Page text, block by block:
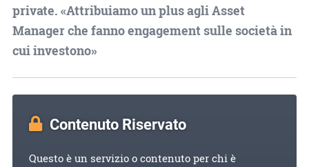
private. «Attribuiamo un plus agli Asset
Manager che fanno engagement sulle società in
cui investono»
Contenuto Riservato
Questo è un servizio o contenuto per chi è